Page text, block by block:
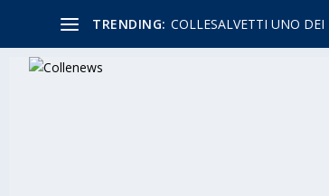
TRENDING: COLLESALVETTI UNO